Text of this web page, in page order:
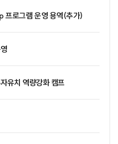
로그램 운영 용역(추가)
유치 역량강화 캠프